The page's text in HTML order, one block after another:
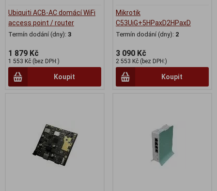
Ubiquiti ACB-AC domácí WiFi
access point / router
Termín dodání (dny): 3
1 879 Kč
1 553 Kč (bez DPH:)
Koupit
Mikrotik
C53UiG+5HPaxD2HPaxD
Termín dodání (dny): 2
3 090 Kč
2 553 Kč (bez DPH:)
Koupit